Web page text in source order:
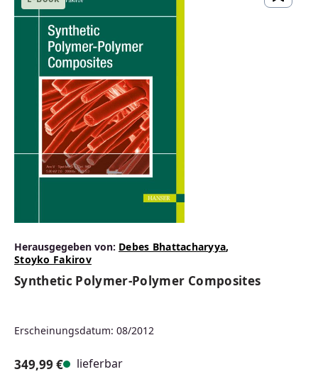
Herausgegeben von: Debes Bhattacharyya,
Stoyko Fakirov
Synthetic Polymer-Polymer Composites
Erscheinungsdatum: 08/2012
349,99 € lieferbar